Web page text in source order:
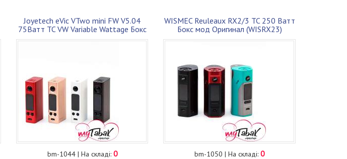
Joyetech eVic VTwo mini FW V5.04
75Ватт TC VW Variable Wattage Бокс
мод Оригинал (JTEVTWMIN)
bm-1044 | На складі: 0
WISMEC Reuleaux RX2/3 TC 250 Ватт
Бокс мод Оригинал (WISRX23)
bm-1050 | На складі:0